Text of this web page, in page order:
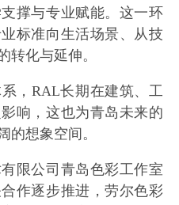
撑与专业赋能。这一环
标准向生活场景、从技
转化与延伸。
，RAL长期在建筑、工
响，这也为青岛未来的
的想象空间。
限公司青岛色彩工作室
作逐步推进，劳尔色彩